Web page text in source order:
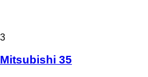
3
Mitsubishi 35